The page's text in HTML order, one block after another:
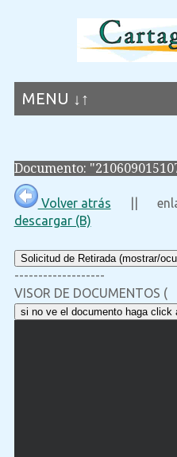
MENU ↓↑
Documento:
Volver atrás ||
descargar (B)
Solicitud de Retirada (mostrar/
-------------------
VISOR DE DOCUMENTOS (
si no ve el documento haga click